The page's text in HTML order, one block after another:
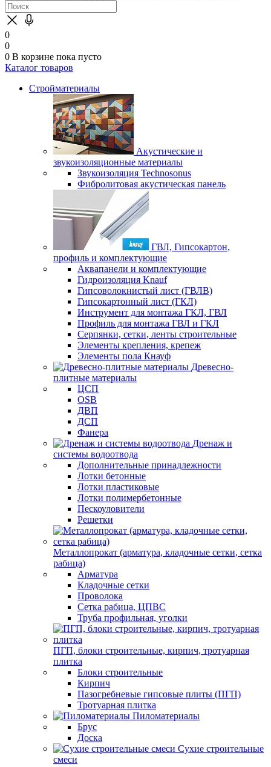
0
0
0 В корзине пока пусто
Каталог товаров
Стройматериалы
Акустические и
звукоизоляционные материалы
Звукоизоляция Technosonus
Фибролитовая акустическая панель
ГВЛ, Гипсокартон,
профиль и комплектующие
Аквапанели и комплектующие
Гидроизоляция Knauf
Гипсоволокнистый лист (ГВЛВ)
Гипсокартонный лист (ГКЛ)
Инструмент для монтажа ГКЛ, ГВЛ
Профиль для монтажа ГВЛ и ГКЛ
Серпянки, сетки, ленты строительные
Элементы крепления, крепеж
Элементы пола Кнауф
Древесно-
плитные материалы
ЦСП
OSB
ДВП
ДСП
Фанера
Дренаж и
системы водоотвода
Дополнительные принадлежности
Лотки бетонные
Лотки пластиковые
Лотки полимербетонные
Пескоуловители
Решетки
Металлопрокат (арматура, кладочные сетки, сетка
рабица)
Арматура
Кладочные сетки
Проволока
Сетка рабица, ЦПВС
Труба профильная, уголки
ПГП, блоки строительные, кирпич, тротуарная
плитка
Блоки строительные
Кирпич
Пазогребневые гипсовые плиты (ПГП)
Тротуарная плитка
Пиломатериалы
Брус
Доска
Сухие строительные
смеси